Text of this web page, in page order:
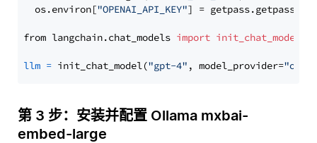
  os.environ[
"OPENAI_API_KEY"] = getpass.getpass(
from langchain.chat_models import init_chat_model
llm = init_chat_model("gpt-4" , model_provider=
第 3 步：安装并配置 Ollama mxbai-
embed-large